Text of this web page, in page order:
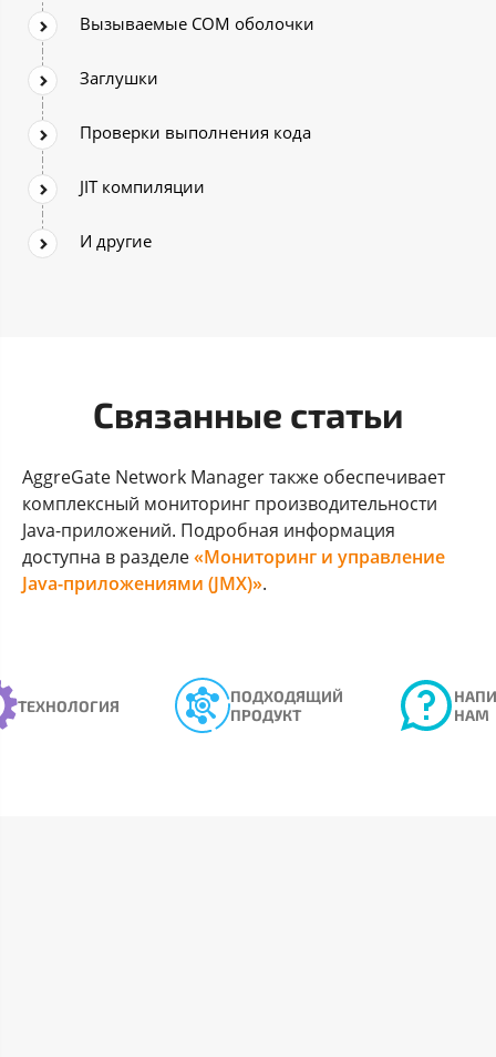
Вызываемые COM оболочки
Заглушки
Проверки выполнения кода
JIT компиляции
И другие
Связанные статьи
AggreGate Network Manager также обеспечивает
комплексный мониторинг производительности
Java-приложений. Подробная информация
доступна в разделе«Мониторинг и управление
Java-приложениями (JMX)».
ТЕХНОЛОГИЯ
ПОДХОДЯЩИЙ
ПРОДУКТ
НАМ